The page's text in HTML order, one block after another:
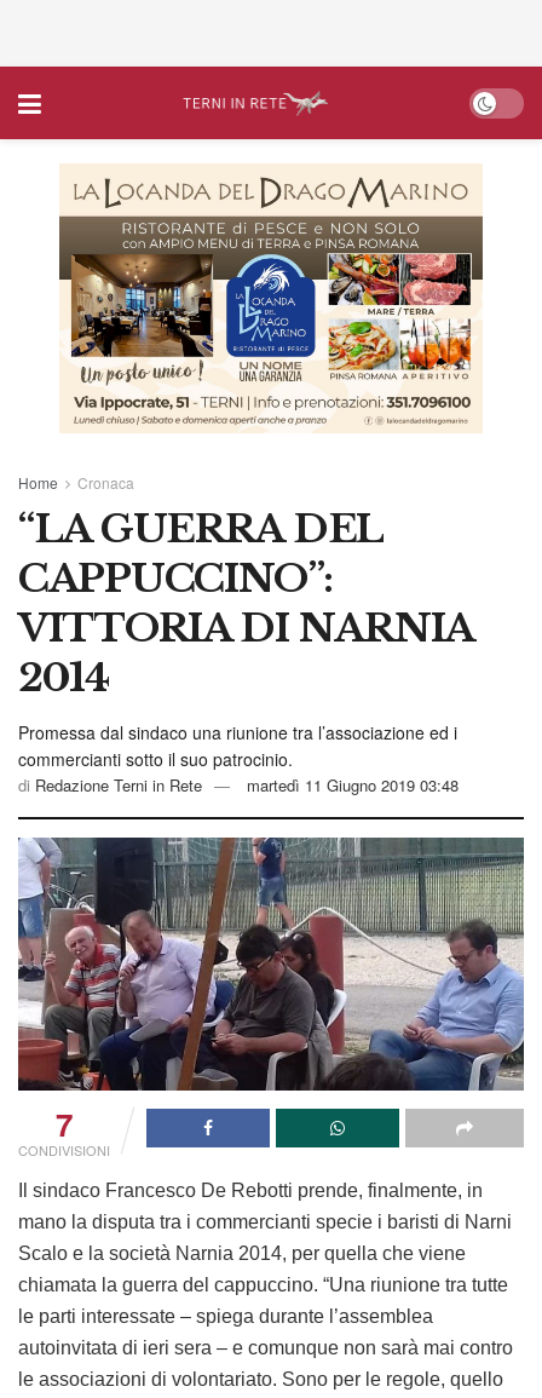
Home Cronaca
“LA GUERRA DEL
CAPPUCCINO”:
VITTORIA DI NARNIA
2014
Promessa dal sindaco una riunione tra l’associazione ed i
commercianti sotto il suo patrocinio.
di Redazione Terni in Rete martedì 11 Giugno 2019 03:48
7
CONDIVISIONI
Il sindaco Francesco De Rebotti prende, finalmente, in
mano la disputa tra i commercianti specie i baristi di Narni
Scalo e la società Narnia 2014, per quella che viene
chiamata la guerra del cappuccino. “Una riunione tra tutte
le parti interessate – spiega durante l’assemblea
autoinvitata di ieri sera – e comunque non sarà mai contro
le associazioni di volontariato. Sono per le regole, quello